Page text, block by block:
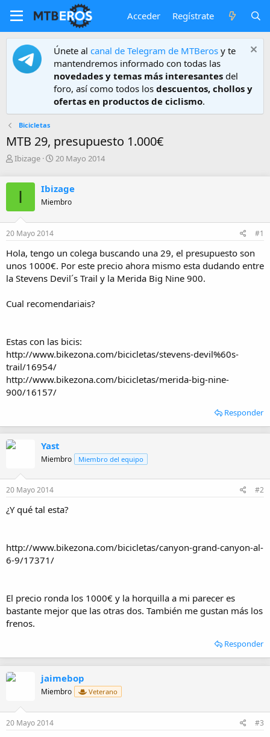
Acceder Regístrate
Únete al canal de Telegram de MTBeros y te
mantendremos informado con todas las
novedades y temas más interesantes del
foro, así como todos los descuentos, chollos y
ofertas en productos de ciclismo.
Bicicletas
MTB 29, presupuesto 1.000€
A
Ibizage
F
h
a
e
c
i
20 Mayo 2014
I Ibizage
Miembro
20 Mayo 2014 #1
Hola, tengo un colega buscando una 29, el presupuesto son
unos 1000€. Por este precio ahora mismo esta dudando entre
la Stevens Devil´s Trail y la Merida Big Nine 900.
Cual recomendariais?
Estas con las bicis:
http://www.bikezona.com/bicicletas/stevens-devil%60s-
trail/16954/
http://www.bikezona.com/bicicletas/merida-big-nine-
900/16157/
Responder
Yast
Miembro Miembro del equipo
20 Mayo 2014 #2
¿Y qué tal esta?
http://www.bikezona.com/bicicletas/canyon-grand-canyon-al-
6-9/17371/
El precio ronda los 1000€ y la horquilla a mi parecer es
bastante mejor que las otras dos. También me gustan más los
frenos.
Responder
jaimebop
Miembro Veterano
20 Mayo 2014 #3